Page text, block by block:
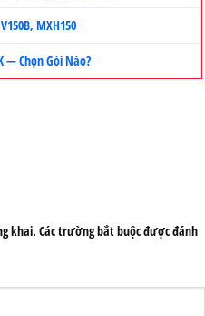
MXH150
— Chọn Gói Nào?
khai. Các trường bắt buộc được đánh